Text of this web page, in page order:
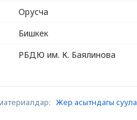
Орусча
Бишкек
РБДЮ им. К. Баялинова
Жер асытндагы